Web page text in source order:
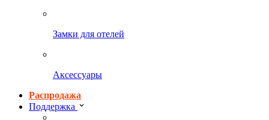
Замки для отелей
Аксессуары
Распродажа
Поддержка